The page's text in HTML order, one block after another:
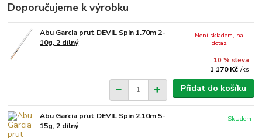
Doporučujeme k výrobku
Abu Garcia prut DEVIL Spin 1.70m 2-
10g, 2 dílný
10 % sleva
1 170 Kč /ks
Není skladem, na
dotaz
Přidat do košíku
Abu Garcia prut DEVIL Spin 2.10m 5-
15g, 2 dílný
Skladem